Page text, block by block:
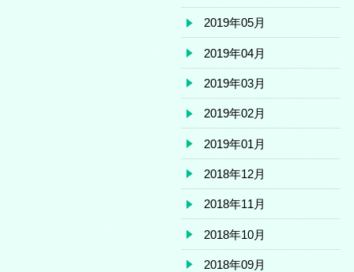
2019年05月
2019年04月
2019年03月
2019年02月
2019年01月
2018年12月
2018年11月
2018年10月
2018年09月